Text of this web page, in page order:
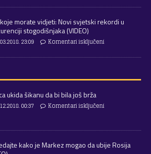
morate vidjeti: Novi svjetski rekordi u
stogodišnjaka (VIDEO)
23:09 Komentari isključeni
ukida šikanu da bi bila još brža
00:37 Komentari isključeni
kako je Markez mogao da ubije Rosija